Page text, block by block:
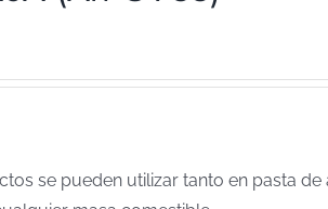
se pueden utilizar tanto en pasta de